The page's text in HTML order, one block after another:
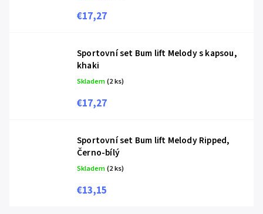
€17,27
Sportovní set Bum lift Melody s kapsou,
khaki
Skladem(2 ks)
€17,27
Sportovní set Bum lift Melody Ripped,
Černo-bílý
Skladem(2 ks)
€13,15